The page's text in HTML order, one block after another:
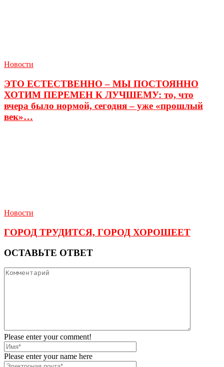
Новости
ЭТО ЕСТЕСТВЕННО – МЫ ПОСТОЯННО
ХОТИМ ПЕРЕМЕН К ЛУЧШЕМУ: то, что
вчера было нормой, сегодня – уже «прошлый
век»…
Новости
ГОРОД ТРУДИТСЯ, ГОРОД ХОРОШЕЕТ
ОСТАВЬТЕ ОТВЕТ
Please enter your comment!
Please enter your name here